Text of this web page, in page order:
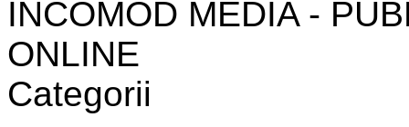
INCOMOD MEDIA -
ONLINE
Categorii